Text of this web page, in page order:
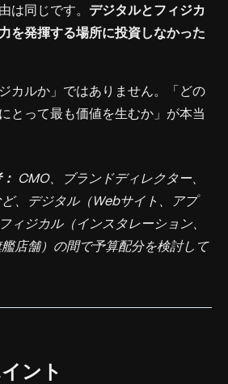
は同じです。 デジタルとフィジカ
を発揮する場所に投資しなかった
カルか」ではありません。「どの
とって最も価値を生むか」が本当
CMO、ブランドディレクター、
、デジタル（Webサイト、アプ
ィジカル（インスタレーション、
店舗）の間で予算配分を検討して
ント